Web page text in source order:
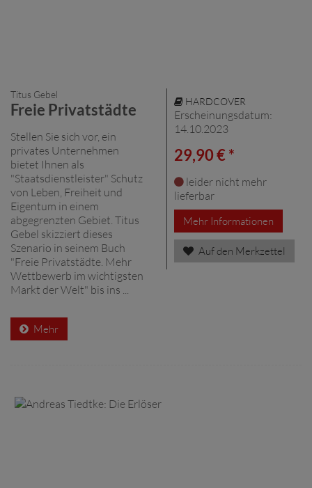
Titus Gebel
Freie Privatstädte
Stellen Sie sich vor, ein
privates Unternehmen
bietet Ihnen als
"Staatsdienstleister" Schutz
von Leben, Freiheit und
Eigentum in einem
abgegrenzten Gebiet. Titus
Gebel skizziert dieses
Szenario in seinem Buch
"Freie Privatstädte. Mehr
Wettbewerb im wichtigsten
Markt der Welt" bis ins ...
Mehr
HARDCOVER
Erscheinungsdatum:
14.10.2023
29,90 € *
leider nicht mehr
lieferbar
Mehr Informationen
Auf den Merkzettel